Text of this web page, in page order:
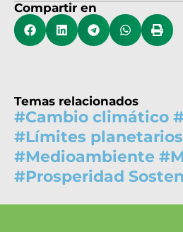
Compartir en
Temas relacionados
#Cambio climático
#Límites planetarios
#Medioambiente #
#Prosperidad